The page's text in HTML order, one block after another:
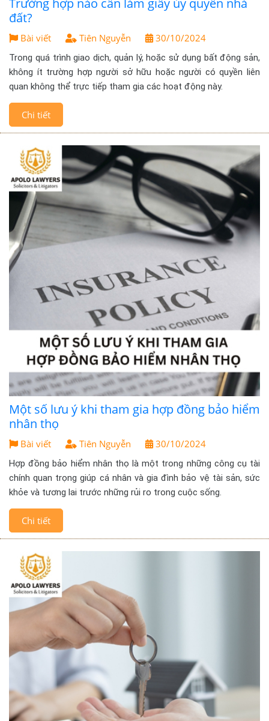
đất?
Bài viết Tiên Nguyễn 30/10/2024
Trong quá trình giao dịch, quản lý, hoặc sử dụng bất động sản,
không ít trường hợp người sở hữu hoặc người có quyền liên
quan không thể trực tiếp tham gia các hoạt động này.
Chi tiết
Một số lưu ý khi tham gia hợp đồng bảo hiểm
nhân thọ
Bài viết Tiên Nguyễn 30/10/2024
Hợp đồng bảo hiểm nhân thọ là một trong những công cụ tài
chính quan trọng giúp cá nhân và gia đình bảo vệ tài sản, sức
khỏe và tương lai trước những rủi ro trong cuộc sống.
Chi tiết